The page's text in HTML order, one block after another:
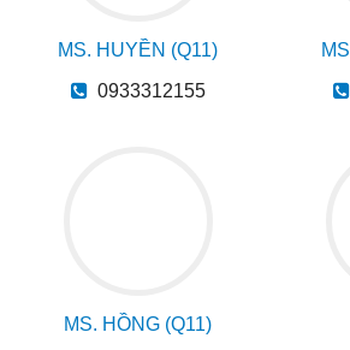
MS. HUYỀN (Q11)
0933312155
MS. HỒNG (Q11)